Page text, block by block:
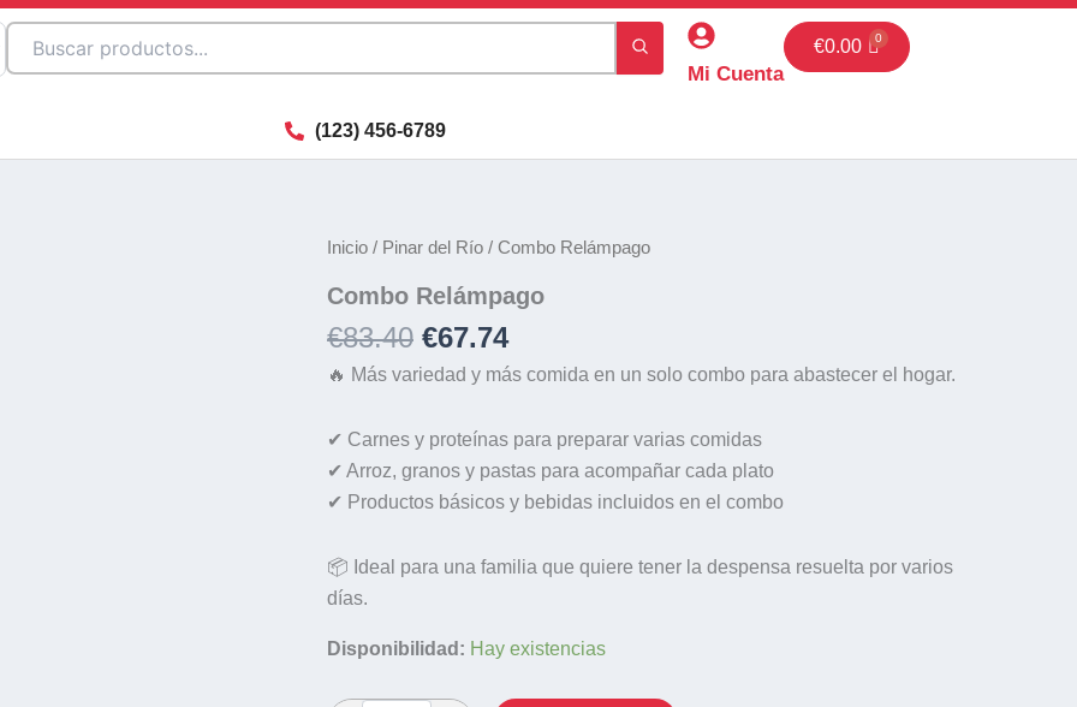
Mi Cuenta
€0.00
(123) 456-6789
Inicio / Pinar del Río / Combo Relámpago
Combo Relámpago
€83.40
El
original
era:
€83.40.
€67.74
El
actual
es:
€67.74.
🔥 Más variedad y más comida en un solo combo para abastecer el hogar.
✔ Carnes y proteínas para preparar varias comidas
✔ Arroz, granos y pastas para acompañar cada plato
✔ Productos básicos y bebidas incluidos en el combo
📦 Ideal para una familia que quiere tener la despensa resuelta por varios
días.
Disponibilidad: Hay existencias